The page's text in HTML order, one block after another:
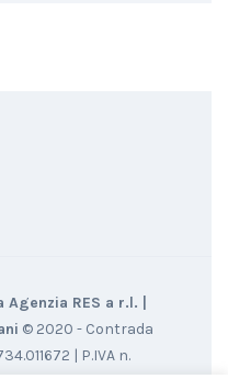
RES a r.l. |
© 2020 - Contrada
| P.IVA n.